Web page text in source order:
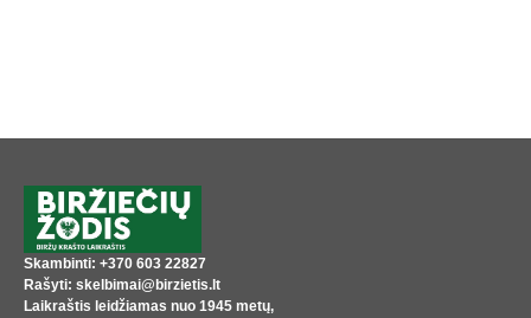
Skambinti: +370 603 22827
Rašyti: skelbimai@birzietis.lt
Laikraštis leidžiamas nuo 1945 metų,